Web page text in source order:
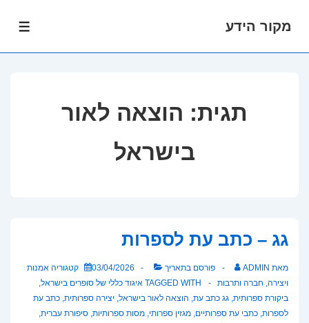
מקור הידע
תגית: הוצאה לאור
בישראל
גג – כתב עת לספרות
מאת ADMIN פורסם בתאריך 03/04/2026 קטגוריה אמנות
ויצירה, חברה ותרבות TAGGED WITH איגוד כללי של סופרים בישראל,
ביקורת ספרותית, גג כתב עת, הוצאה לאור בישראל, יצירה ספרותית, כתב עת
לספרות, כתבי עת ספרותיים, מגזין ספרותי, מסות ספרותיות, סיפורת עברית,